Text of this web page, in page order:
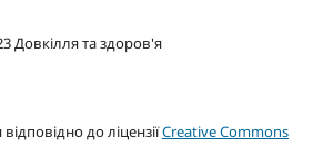
Довкілля та здоров'я
до ліцензіїCreative Commons